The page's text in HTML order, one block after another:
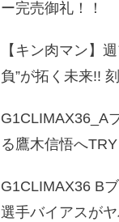
ー完売御礼！！
【キン肉マン】
負”が拓く未来!!
G1CLIMAX36_A
る鷹木信悟へTRY
G1CLIMAX36 B
選手バイアスがヤ